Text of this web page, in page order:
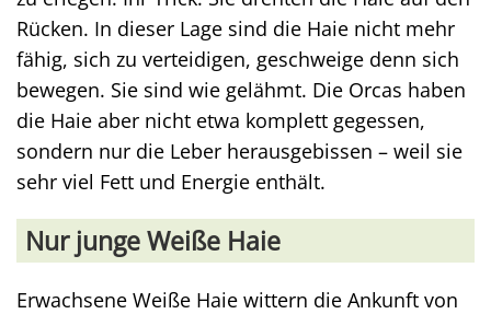
Rücken. In dieser Lage sind die Haie nicht mehr
fähig, sich zu verteidigen, geschweige denn sich
bewegen. Sie sind wie gelähmt. Die Orcas haben
die Haie aber nicht etwa komplett gegessen,
sondern nur die Leber herausgebissen – weil sie
sehr viel Fett und Energie enthält.
Nur junge Weiße Haie
Erwachsene Weiße Haie wittern die Ankunft von